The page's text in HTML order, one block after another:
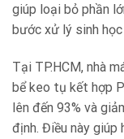
giúp loại bỏ phần
bước xử lý sinh
Tại TP.HCM, nhà
bể keo tụ kết hợp
lên đến 93% và
định. Điều này